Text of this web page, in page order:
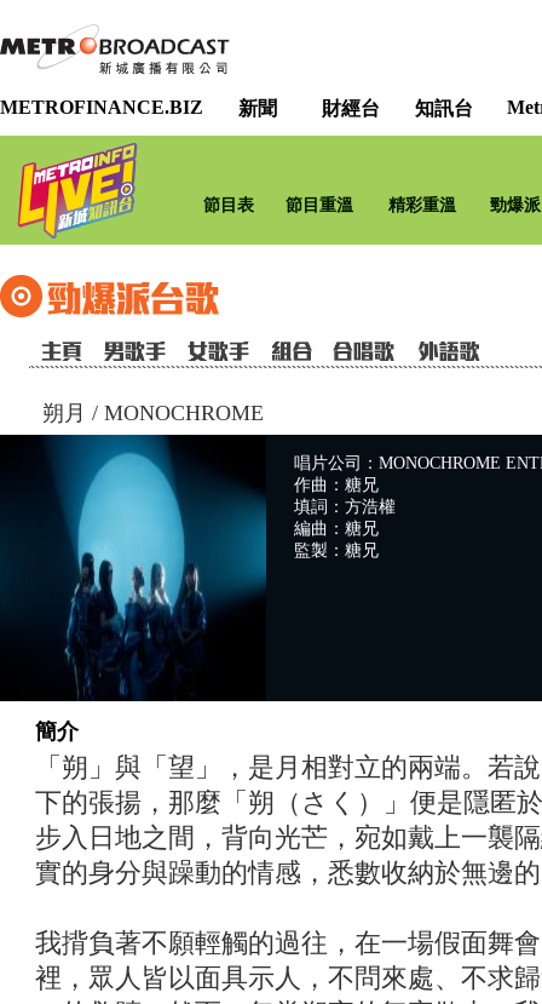
METROFINANCE.BIZ 新聞 財經台 知訊台
節目表 節目重溫 精彩重溫 勁爆
朔月 / MONOCHROME
唱片公司：MONOCHROME
作曲：糖兄
填詞：方浩權
編曲：糖兄
監製：糖兄
簡介
「朔」與「望」，是月相對立的兩端。若
下的張揚，那麼「朔（さく）」便是隱匿
步入日地之間，背向光芒，宛如戴上一襲
實的身分與躁動的情感，悉數收納於無邊
我揹負著不願輕觸的過往，在一場假面舞
裡，眾人皆以面具示人，不問來處、不求